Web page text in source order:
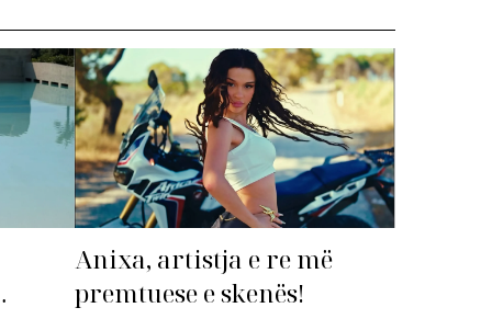
Anixa, artistja e re më
premtuese e skenës!